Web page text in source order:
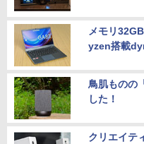
メモリ
yzen搭載
鳥肌ものの
した！
クリエイテ